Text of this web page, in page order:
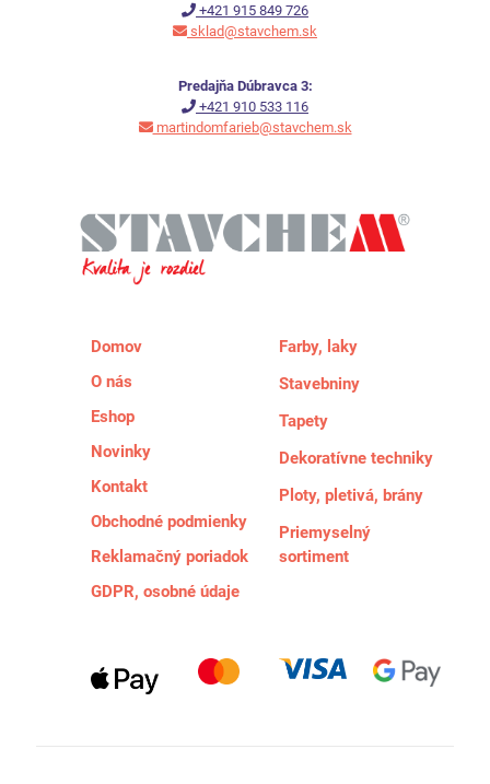
+421 915 849 726
sklad@stavchem.sk
Predajňa Dúbravca 3:
+421 910 533 116
martindomfarieb@stavchem.sk
Domov
O nás
Eshop
Novinky
Kontakt
Obchodné podmienky
Reklamačný poriadok
GDPR, osobné údaje
Farby, laky
Stavebniny
Tapety
Dekoratívne techniky
Ploty, pletivá, brány
Priemyselný
sortiment